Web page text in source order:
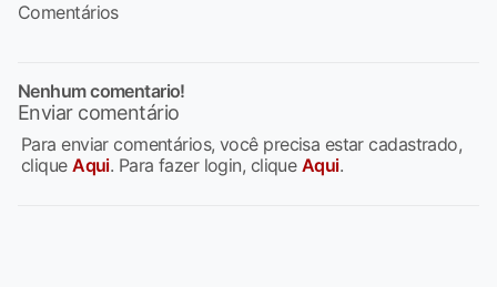
Comentários
Nenhum comentario!
Enviar comentário
Para enviar comentários, você precisa estar cadastrado,
cliqueAqui. Para fazer login, clique Aqui.